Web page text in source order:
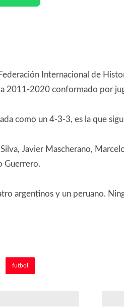
Internacional de
2011-2020 conformado por
como un 4-3-3, es la que
Javier Mascherano,
Guerrero.
argentinos y un peruano.
futbol